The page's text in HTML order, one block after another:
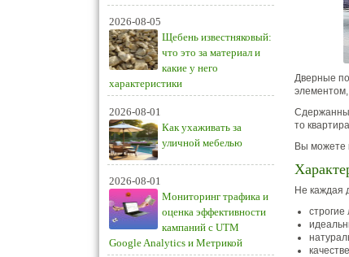
2026-08-05
Щебень известняковый:
что это за материал и
какие у него
характеристики
2026-08-01
Как ухаживать за
уличной мебелью
2026-08-01
Мониторинг трафика и
оценка эффективности
кампаний с UTM
Google Analytics и Метрикой
Дверные
то
Вы можете
Не каждая
строгие